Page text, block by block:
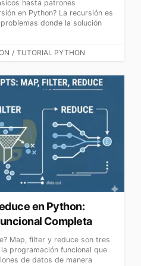
hasta patrones
en Python? La recursión es
donde la solución
/ TUTORIAL PYTHON
en Python:
Completa
Map, filter y reduce son tres
programación funcional que
de datos de manera